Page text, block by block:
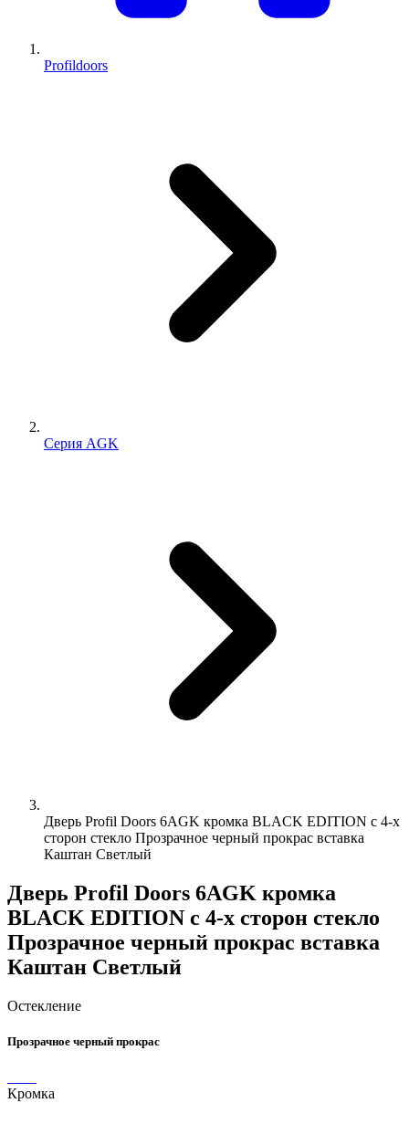
Profildoors
Серия AGK
Дверь Profil Doors 6AGK кромка BLACK EDITION с 4-х
сторон стекло Прозрачное черный прокрас вставка
Каштан Светлый
Дверь Profil Doors 6AGK кромка
BLACK EDITION с 4-х сторон стекло
Прозрачное черный прокрас вставка
Каштан Светлый
Остекление
Прозрачное черный прокрас
Кромка